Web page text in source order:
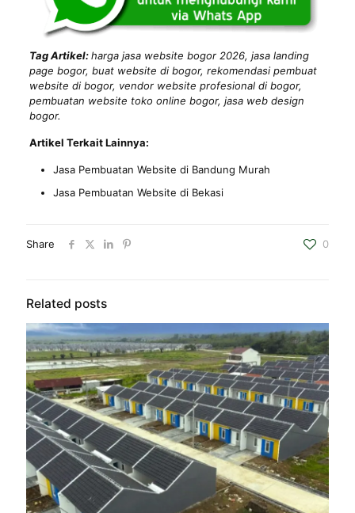
Tag Artikel:harga jasa website bogor 2026, jasa landing
page bogor, buat website di bogor, rekomendasi pembuat
website di bogor, vendor website profesional di bogor,
pembuatan website toko online bogor, jasa web design
bogor.
Artikel Terkait Lainnya:
Jasa Pembuatan Website di Bandung Murah
Jasa Pembuatan Website di Bekasi
Share 0
Related posts